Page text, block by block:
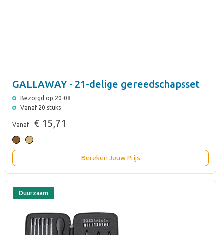
GALLAWAY - 21-delige gereedschapsset
Bezorgd op 20-08
Vanaf 20 stuks
Vanaf € 15,71
Bereken Jouw Prijs
Duurzaam